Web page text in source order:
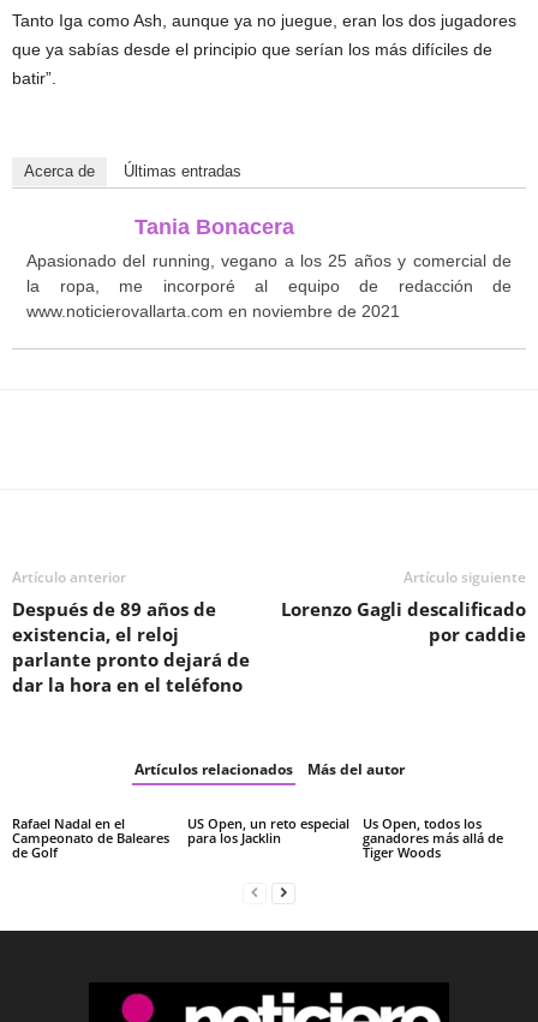
Tanto Iga como Ash, aunque ya no juegue, eran los dos jugadores
que ya sabías desde el principio que serían los más difíciles de
batir”.
Acerca de Últimas entradas
Tania Bonacera
Apasionado del running, vegano a los 25 años y comercial de
la ropa, me incorporé al equipo de redacción de
www.noticierovallarta.com en noviembre de 2021
Artículo anterior
Después de 89 años de
existencia, el reloj
parlante pronto dejará de
dar la hora en el teléfono
Artículo siguiente
Lorenzo Gagli descalificado
por caddie
Artículos relacionados Más del autor
Rafael Nadal en el
Campeonato de Baleares
de Golf
US Open, un reto especial
para los Jacklin
Us Open, todos los
ganadores más allá de
Tiger Woods